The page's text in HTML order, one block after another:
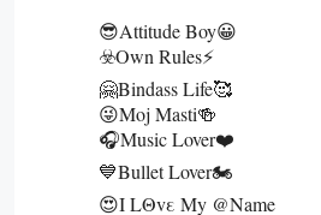
😎Attitude Boy😀
☣️Own Rules⚡
🤗Bindass Life🥰
😜Moj Masti🍻
🎧Music Lover❤️
💙Bullet Lover🏍️
😍Ι LΘvε My @name